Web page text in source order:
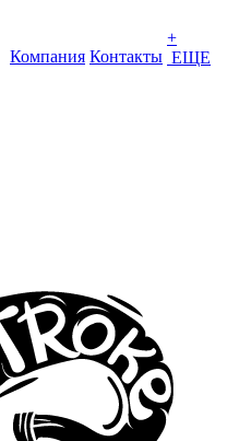
Компания Контакты
+
ЕЩЕ